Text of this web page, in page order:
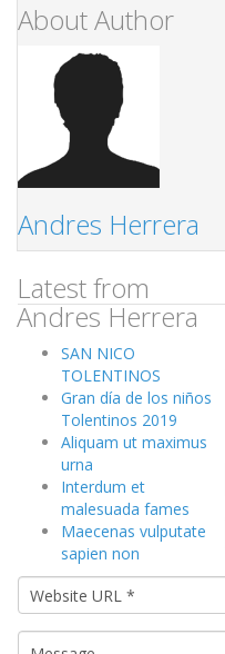
About Author
Andres Herrera
Latest from
Andres Herrera
SAN NICO
TOLENTINOS
Gran día de los niños
Tolentinos 2019
Aliquam ut maximus
urna
Interdum et
malesuada fames
Maecenas vulputate
sapien non